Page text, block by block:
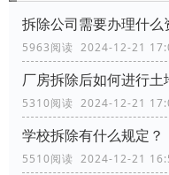
拆除公司需要办理什么
5963阅读 2024-12-21
厂房拆除后如何进行土
5310阅读 2024-12-21
学校拆除有什么规定？
5510阅读 2024-12-21